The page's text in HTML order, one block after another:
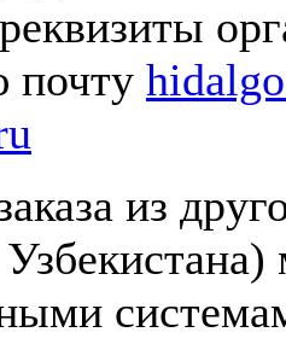
почту
из